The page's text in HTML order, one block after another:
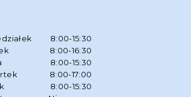
8:00-15:30
8:00-16:30
8:00-15:30
8:00-17:00
8:00-15:30